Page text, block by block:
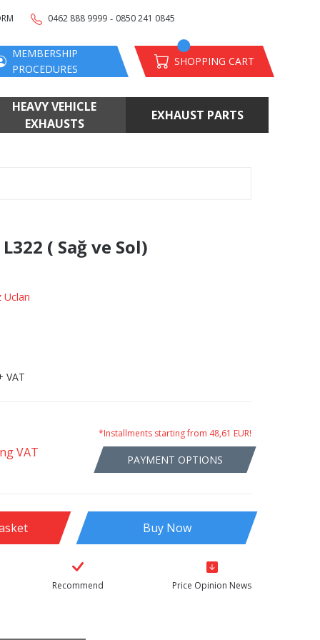
0462 888 9999 - 0850 241 0845
MEMBERSHIP
PROCEDURES
SHOPPING CART
HEAVY VEHICLE
EXHAUSTS
EXHAUST PARTS
L322 ( Sağ ve Sol)
VAT
VAT
*Installments starting from 48,61 EUR!
PAYMENT OPTIONS
Buy Now
Recommend Price Opinion News